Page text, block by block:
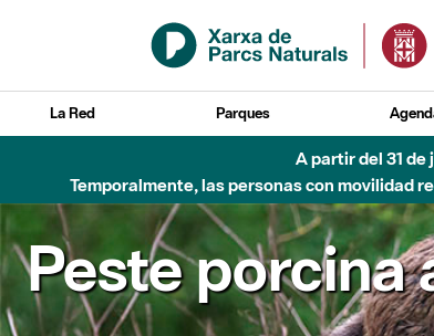
Saltar al contenido principal
La Red Parques
A partir del 31
Temporalmente, las personas con movilidad
Peste porcina